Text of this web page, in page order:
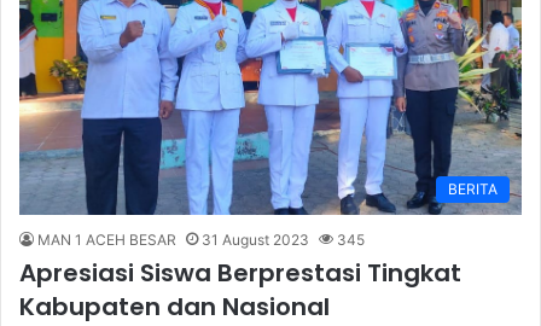
BERITA
MAN 1 ACEH BESAR 31 August 2023 345
Apresiasi Siswa Berprestasi Tingkat
Kabupaten dan Nasional